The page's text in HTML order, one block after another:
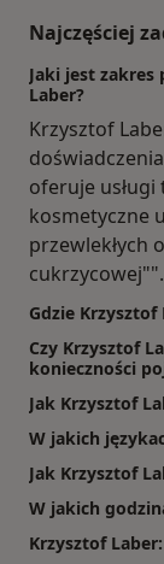
Najczęściej
Jaki jest zakres
Laber?
Krzysztof
oferuje
kosmetyczne
przewlekłych
cukrzycowej"".
Gdzie
Czy Krzysztof
konieczności
Jak Krzysztof
W jakich
Jak Krzysztof
W jakich
Krzysztof